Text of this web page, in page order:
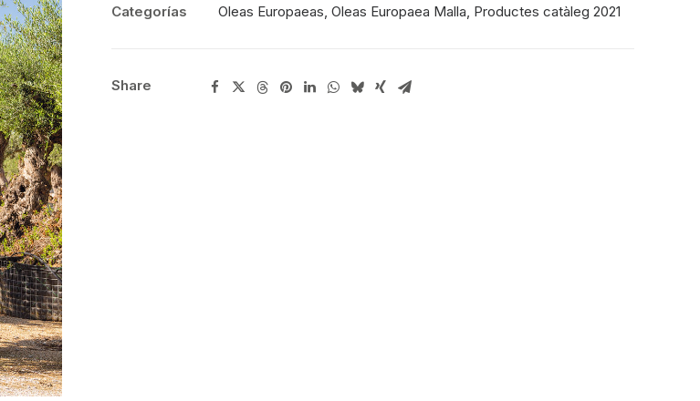
Categorías
Oleas Europaeas, Oleas Europaea Malla, Productes catàleg 2021
Share